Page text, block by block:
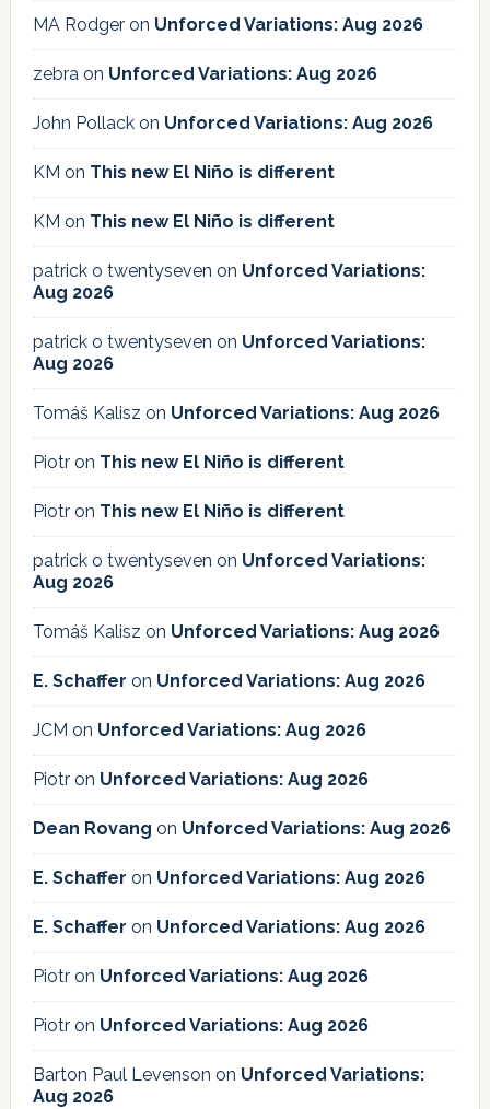
MA Rodgeron Unforced Variations: Aug 2026
zebraon Unforced Variations: Aug 2026
John Pollackon Unforced Variations: Aug 2026
KM on This new El Niño is different
KM on This new El Niño is different
patrick o twentyseven on Unforced Variations:
Aug 2026
patrick o twentyseven on Unforced Variations:
Aug 2026
Tomáš Kalisz on Unforced Variations: Aug 2026
Piotron This new El Niño is different
Piotron This new El Niño is different
patrick o twentyseven on Unforced Variations:
Aug 2026
Tomáš Kalisz on Unforced Variations: Aug 2026
E. Schaffer on Unforced Variations: Aug 2026
JCM on Unforced Variations: Aug 2026
Piotron Unforced Variations: Aug 2026
Dean Rovang on Unforced Variations: Aug 2026
E. Schaffer on Unforced Variations: Aug 2026
E. Schaffer on Unforced Variations: Aug 2026
Piotron Unforced Variations: Aug 2026
Piotron Unforced Variations: Aug 2026
Barton Paul Levenson on Unforced Variations:
Aug 2026